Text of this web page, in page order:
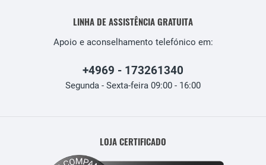
LINHA DE ASSISTÊNCIA GRATUITA
Apoio e aconselhamento telefónico em:
+4969 - 173261340
Segunda - Sexta-feira 09:00 - 16:00
LOJA CERTIFICADO